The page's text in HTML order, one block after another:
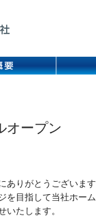
オープン
ありがとうございま
を目指して当社ホー
いたします。